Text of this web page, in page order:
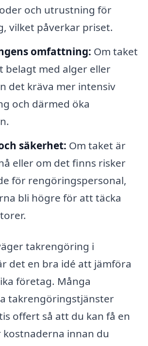
och utrustning för
vilket påverkar priset.
omfattning: Om taket
belagt med alger eller
det kräva mer intensiv
och därmed öka
säkerhet: Om taket är
eller om det finns risker
för rengöringspersonal,
bli högre för att täcka
takrengöring i
det en bra idé att jämföra
företag. Många
takrengöringstjänster
offert så att du kan få en
innan du